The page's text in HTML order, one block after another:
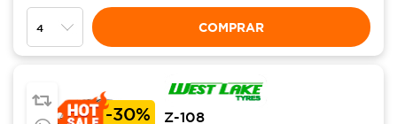
COMPRAR
-30%
Z-108